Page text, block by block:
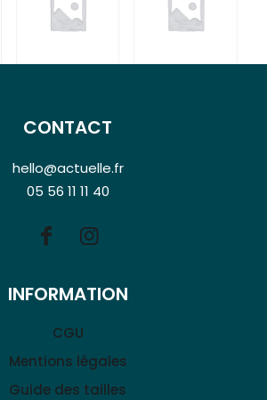
CONTACT
hello@actuelle.fr
05 56 11 11 40
INFORMATION
CGU
Mentions légales
Guide des tailles